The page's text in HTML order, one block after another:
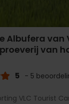
Albufera van
van
5 - 5
VLC Tourist